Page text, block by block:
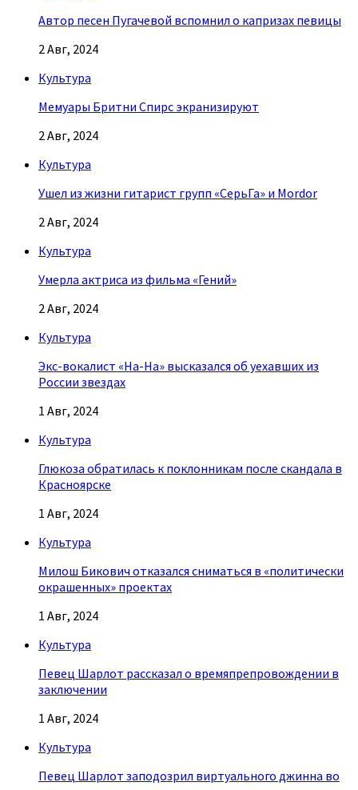
Автор песен Пугачевой вспомнил о капризах певицы
2 Авг, 2024
Культура
Мемуары Бритни Спирс экранизируют
2 Авг, 2024
Культура
Ушел из жизни гитарист групп «СерьГа» и Mordor
2 Авг, 2024
Культура
Умерла актриса из фильма «Гений»
2 Авг, 2024
Культура
Экс-вокалист «На-На» высказался об уехавших из
России звездах
1 Авг, 2024
Культура
Глюкоза обратилась к поклонникам после скандала в
Красноярске
1 Авг, 2024
Культура
Милош Бикович отказался сниматься в «политически
окрашенных» проектах
1 Авг, 2024
Культура
Певец Шарлот рассказал о времяпрепровождении в
заключении
1 Авг, 2024
Культура
Певец Шарлот заподозрил виртуального джинна во